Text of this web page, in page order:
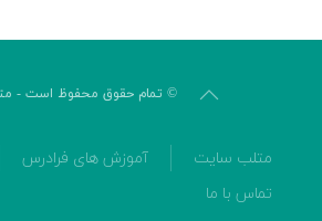
© تمام حقوق محفوظ است -
متلب سایت آموزش های فرادرس
تماس با ما